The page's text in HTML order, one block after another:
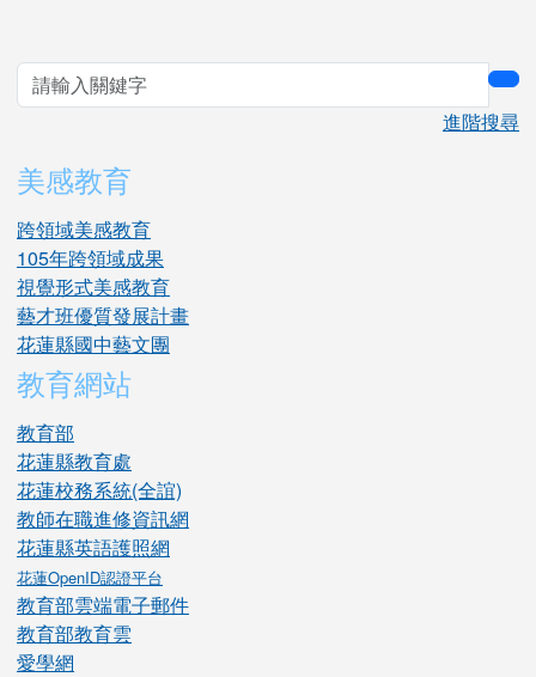
進階搜尋
美感教育
跨領域美感教育
105年跨領域成果
視覺形式美感教育
藝才班優質發展計畫
花蓮縣國中藝文團
教育網站
教育部
花蓮縣教育處
花蓮校務系統(全誼)
教師在職進修資訊網
花蓮縣英語護照網
花蓮OpenID認證平台
教育部雲端電子郵件
教育部教育雲
愛學網